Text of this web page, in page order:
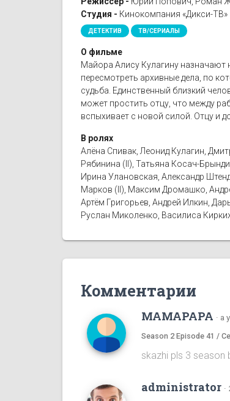
Студия - Кинокомпания «Дикси-ТВ»
ДЕТЕКТИВ ТВ/СЕРИАЛЫ
О фильме
Майора Алису Кулагину назначают
пересмотреть архивные дела, по
судьба. Единственный близкий
может простить отцу, что между
вспыхивает с новой силой. Отцу и
В ролях
Алёна Спивак, Леонид Кулагин,
Рябинина (II), Татьяна Косач-
Ирина Улановская, Александр
Марков (II), Максим Дромашко,
Артём Григорьев, Андрей Илкин,
Руслан Миколенко, Василиса
Комментарии
MAMAPAPA · a
Season 2 Episode 41 /
skazhi pls 3 season
administrator ·